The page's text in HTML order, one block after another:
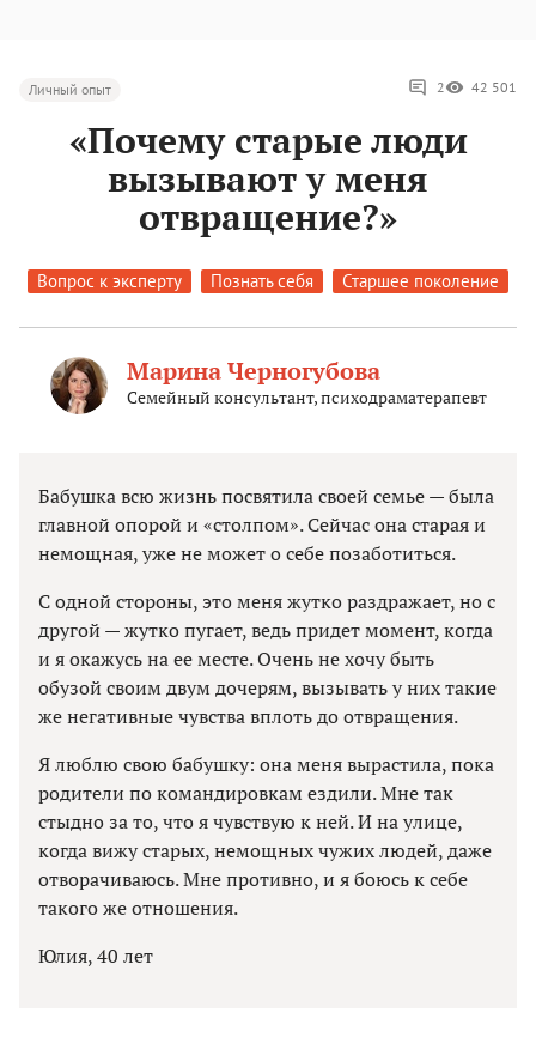
Личный опыт 2 42 501
«Почему старые люди
вызывают у меня
отвращение?»
Вопрос к эксперту Познать себя Старшее поколение
Марина Черногубова
Семейный консультант, психодраматерапевт
Бабушка всю жизнь посвятила своей семье — была
главной опорой и «столпом». Сейчас она старая и
немощная, уже не может о себе позаботиться.
С одной стороны, это меня жутко раздражает, но с
другой — жутко пугает, ведь придет момент, когда
и я окажусь на ее месте. Очень не хочу быть
обузой своим двум дочерям, вызывать у них такие
же негативные чувства вплоть до отвращения.
Я люблю свою бабушку: она меня вырастила, пока
родители по командировкам ездили. Мне так
стыдно за то, что я чувствую к ней. И на улице,
когда вижу старых, немощных чужих людей, даже
отворачиваюсь. Мне противно, и я боюсь к себе
такого же отношения.
Юлия, 40 лет